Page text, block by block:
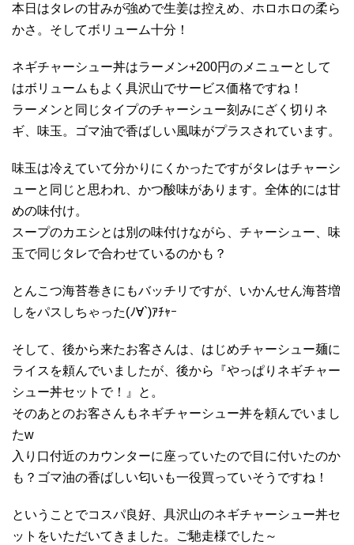
本日はタレの甘みが強めで生姜は控えめ、ホロホロの柔ら
かさ。そしてボリューム十分！
ネギチャーシュー丼はラーメン+200円のメニューとして
はボリュームもよく具沢山でサービス価格ですね！
ラーメンと同じタイプのチャーシュー刻みにざく切りネ
ギ、味玉。ゴマ油で香ばしい風味がプラスされています。
味玉は冷えていて分かりにくかったですがタレはチャーシ
ューと同じと思われ、かつ酸味があります。全体的には甘
めの味付け。
スープのカエシとは別の味付けながら、チャーシュー、味
玉で同じタレで合わせているのかも？
とんこつ海苔巻きにもバッチリですが、いかんせん海苔増
しをパスしちゃった(ﾉ∀`)ｱﾁｬｰ
そして、後から来たお客さんは、はじめチャーシュー麺に
ライスを頼んでいましたが、後から『やっぱりネギチャー
シュー丼セットで！』と。
そのあとのお客さんもネギチャーシュー丼を頼んでいまし
たw
入り口付近のカウンターに座っていたので目に付いたのか
も？ゴマ油の香ばしい匂いも一役買っていそうですね！
ということでコスパ良好、具沢山のネギチャーシュー丼セ
ットをいただいてきました。ご馳走様でした～